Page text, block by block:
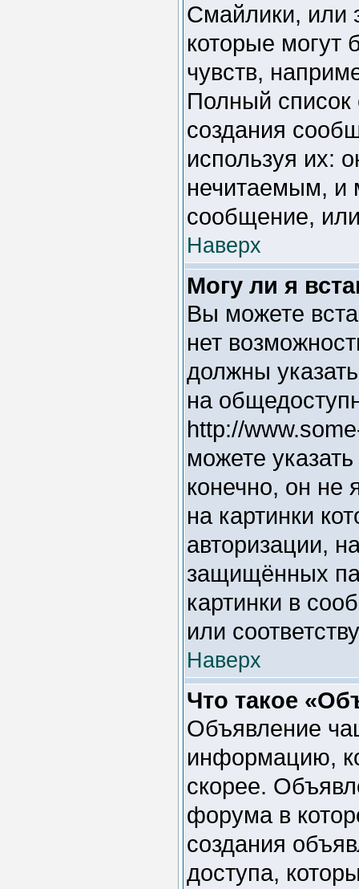
Смайлики, или
которые могут
чувств,
Полный
создания
используя их:
нечитаемым, и
сообщение,
Наверх
Могу ли я
Вы можете
нет
должны
на
http://
можете
конечно, он не
на картинки
авторизации,
защищённых
картинки в
или
Наверх
Что такое
Объявление
информацию,
скорее.
форума в
создания
доступа,